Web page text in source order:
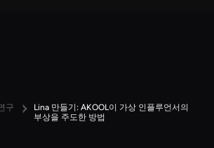
구
Lina 만들기: AKOOL이 가상 인플루언서의
부상을 주도한 방법